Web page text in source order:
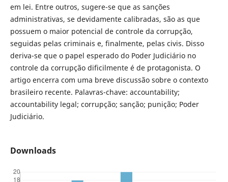
em lei. Entre outros, sugere-se que as sanções
administrativas, se devidamente calibradas, são as que
possuem o maior potencial de controle da corrupção,
seguidas pelas criminais e, finalmente, pelas civis. Disso
deriva-se que o papel esperado do Poder Judiciário no
controle da corrupção dificilmente é de protagonista. O
artigo encerra com uma breve discussão sobre o contexto
brasileiro recente. Palavras-chave: accountability;
accountability legal; corrupção; sanção; punição; Poder
Judiciário.
Downloads